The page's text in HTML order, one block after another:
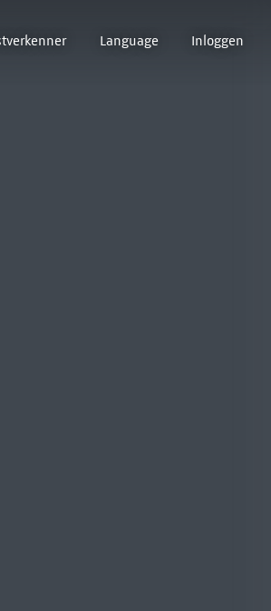
Language Inloggen